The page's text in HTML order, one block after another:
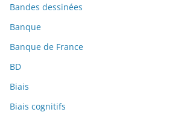
Bandes dessinées
Banque
Banque de France
BD
Biais
Biais cognitifs